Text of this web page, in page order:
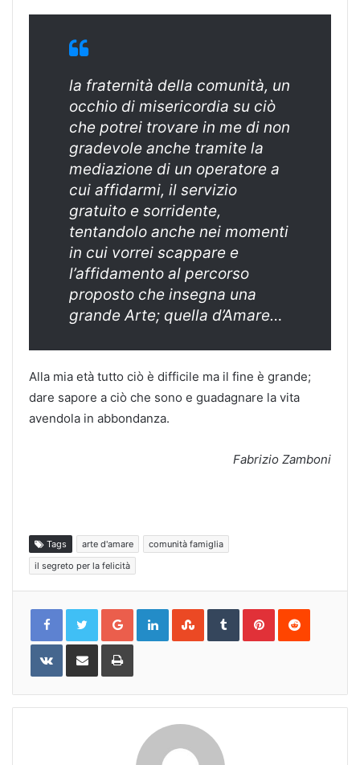
la fraternità della comunità, un
occhio di misericordia su ciò
che potrei trovare in me di non
gradevole anche tramite la
mediazione di un operatore a
cui affidarmi, il servizio
gratuito e sorridente,
tentandolo anche nei momenti
in cui vorrei scappare e
l’affidamento al percorso
proposto che insegna una
grande Arte; quella d’Amare…
Alla mia età tutto ciò è difficile ma il fine è grande;
dare sapore a ciò che sono e guadagnare la vita
avendola in abbondanza.
Fabrizio Zamboni
Tags arte d'amare
comunità famiglia
il segreto per la felicità
Google+LinkedInStumbleUpon
TumblrPinterestReddit
VKontakteShare
Email
Print